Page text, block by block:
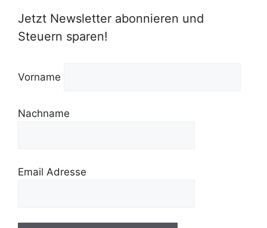
Jetzt Newsletter abonnieren und
Steuern sparen!
Vorname
Nachname
Email Adresse